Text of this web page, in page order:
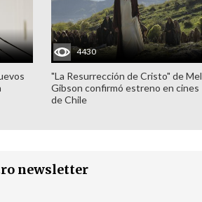
4430
"La Resurrección de Cristo" de Mel
Gibson confirmó estreno en cines
de Chile
newsletter